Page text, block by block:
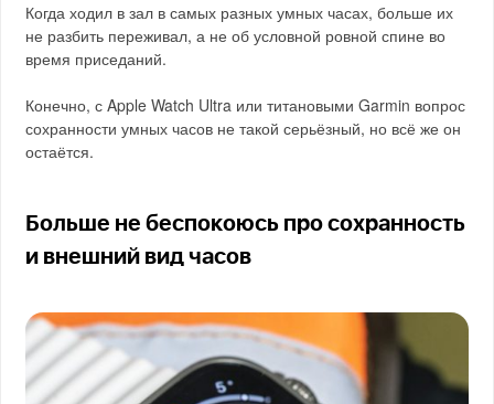
Когда ходил в зал в самых разных умных часах, больше их
не разбить переживал, а не об условной ровной спине во
время приседаний.
Конечно, с Apple Watch Ultra или титановыми Garmin вопрос
сохранности умных часов не такой серьёзный, но всё же он
остаётся.
Больше не беспокоюсь про сохранность
и внешний вид часов